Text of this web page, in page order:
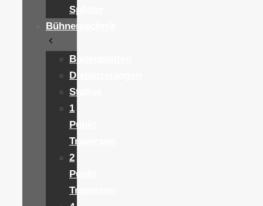
Splitter
Bühnentechnik
Bodenplatten
Distanzstangen
Stative
1
Punkt
Traversen
2
Punkt
Traversen